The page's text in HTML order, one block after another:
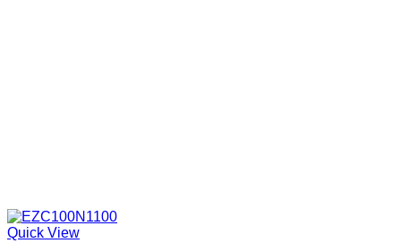
Quick View